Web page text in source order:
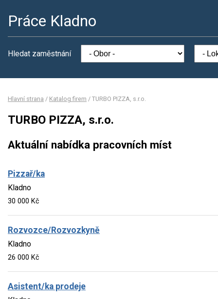
Práce Kladno
Hledat zaměstnání
Hlavní strana / Katalog firem / TURBO PIZZA, s.r.o.
TURBO PIZZA, s.r.o.
Aktuální nabídka pracovních míst
Pizzař/ka
Kladno
30 000 Kč
Rozvozce/Rozvozkyně
Kladno
26 000 Kč
Asistent/ka prodeje